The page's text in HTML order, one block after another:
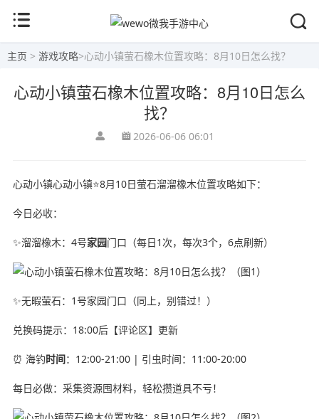
主页 > 游戏攻略>心动小镇萤石橡木位置攻略：8月10日怎么找？
心动小镇萤石橡木位置攻略：8月10日怎么
找？
2026-06-06 06:01
心动小镇心动小镇⭐8月10日萤石溜溜橡木位置攻略如下：
今日必收：
✨溜溜橡木：4号家园门口（每日1次，每次3个，6点刷新）
✨无暇萤石：1号家园门口（同上，别错过！）
兑换码提示：18:00后【评论区】更新
⏰ 海钓时间：12:00-21:00 | 引虫时间：11:00-20:00
每日必做：采集资源囤材料，轻松攒道具不亏！